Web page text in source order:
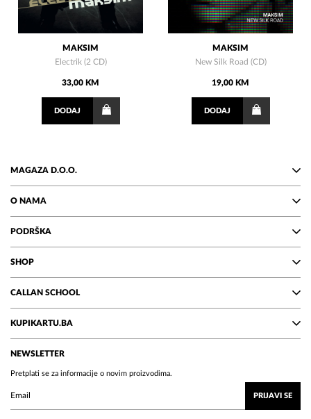
MAKSIM
Electrik (2 CD)
33,00 KM
DODAJ
MAKSIM
New Silk Road (CD)
19,00 KM
DODAJ
MAGAZA D.O.O.
O NAMA
PODRŠKA
SHOP
CALLAN SCHOOL
KUPIKARTU.BA
NEWSLETTER
Pretplati se za informacije o novim proizvodima.
PRIJAVI SE